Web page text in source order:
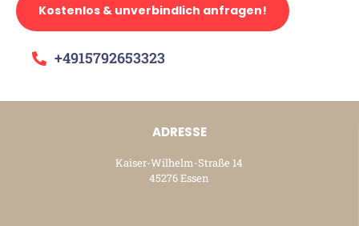
Kostenlos & unverbindlich anfragen!
+4915792653323
ADRESSE
Kaiser-Wilhelm-Straße 14
45276 Essen